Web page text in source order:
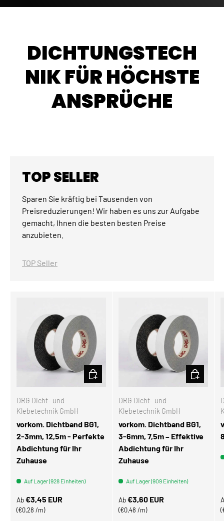
DICHTUNGSTECH
NIK FÜR HÖCHSTE
ANSPRÜCHE
TOP SELLER
Sparen Sie kräftig bei Tausenden von
Preisreduzierungen! Wir haben es uns zur Aufgabe
gemacht, Ihnen die besten besten Preise
anzubieten.
TOP Seller
DRG Dicht- und
Klebetechnik GmbH
vorkom. Dichtband BG1,
2-3mm, 12,5m - Perfekte
Abdichtung für Ihr
Zuhause
Auf Lager (928 Einheiten)
Normaler Preis
Ab€3,45 EUR
Grundpreis
€0,28 /m
OPTIONEN AUSWÄHLEN
DRG Dicht- und
Klebetechnik GmbH
vorkom. Dichtband BG1,
3-6mm, 7,5m – Effektive
Abdichtung für Ihr
Zuhause
Auf Lager (909 Einheiten)
Normaler Preis
Ab€3,60 EUR
Grundpreis
€0,48 /m